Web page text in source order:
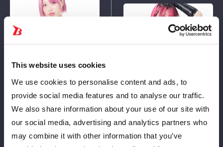
This website uses cookies
We use cookies to personalise content and ads, to
provide social media features and to analyse our traffic.
We also share information about your use of our site with
our social media, advertising and analytics partners who
may combine it with other information that you’ve
PERDER
9 12
endurecer